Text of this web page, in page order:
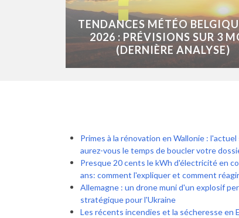
TENDANCES MÉTÉO
2026 : PRÉVISIONS SUR 3
(DERNIÈRE ANALYSE)
Primes à la rénovation en Wallonie :
aurez-vous le temps de boucler votre
Presque 20 cents le kWh d'électricité en
ans: comment l'expliquer et comment
Allemagne : un drone muni d'un explosif
stratégique pour l'Ukraine
Les récents incendies et la sécheresse en